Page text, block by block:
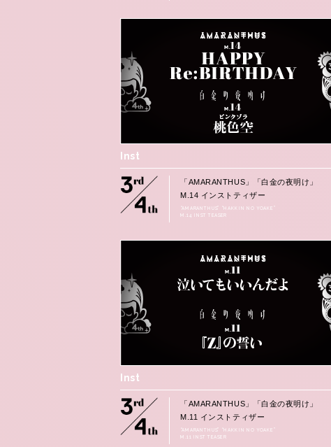
Inst
「AMARANTHUS」「白金の夜明け」
M.14 インストティザー
“AMARANTHUS” “HAKKIN NO YOAKE”
M.14 INST TEASER
Inst
「AMARANTHUS」「白金の夜明け」
M.11 インストティザー
“AMARANTHUS” “HAKKIN NO YOAKE”
M.11 INST TEASER